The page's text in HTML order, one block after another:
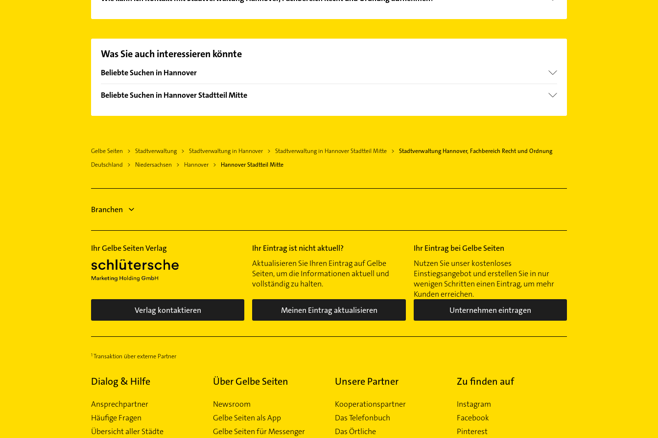
Was Sie auch interessieren könnte
Beliebte Suchen in Hannover
Schreiner
Physiotherapie
Elektriker
Rechtsanwalt
Beliebte Suchen in Hannover Stadtteil Mitte
Rechtsanwalt
Zahnarzt
Putzfrau
Gelbe Seiten Stadtverwaltung Stadtverwaltung in Hannover Stadtverwaltung in Hannover Stadtteil Mitte
Stadtverwaltung Hannover, Fachbereich Recht und Ordnung
Deutschland
Niedersachsen Hannover Hannover Stadtteil Mitte
Branchen
Ihr Gelbe Seiten Verlag
Verlag kontaktieren
Ihr Eintrag ist nicht aktuell?
Aktualisieren Sie Ihren Eintrag auf Gelbe
Seiten, um die Informationen aktuell und
vollständig zu halten.
Meinen Eintrag aktualisieren
Ihr Eintrag bei Gelbe Seiten
Nutzen Sie unser kostenloses
Einstiegsangebot und erstellen Sie in nur
wenigen Schritten einen Eintrag, um mehr
Kunden erreichen.
Unternehmen eintragen
Transaktion über externe Partner
Dialog & Hilfe
Ansprechpartner
Häufige Fragen
Übersicht aller Städte
Über Gelbe Seiten
Newsroom
Gelbe Seiten als App
Gelbe Seiten für Messenger
Unsere Partner
Kooperationspartner
Das Telefonbuch
Das Örtliche
Zu finden auf
Instagram
Facebook
Pinterest